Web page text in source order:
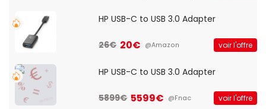
HP USB-C to USB 3.0 Adapter
26€ 20€ @Amazon voir l'offre
HP USB-C to USB 3.0 Adapter
5899€ 5599€ @Fnac voir l'offre